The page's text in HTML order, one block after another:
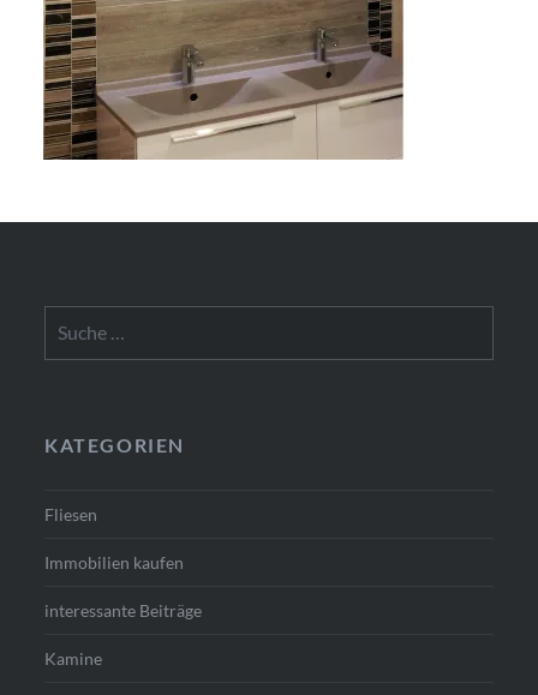
nach:
KATEGORIEN
Fliesen
Immobilien kaufen
interessante Beiträge
Kamine